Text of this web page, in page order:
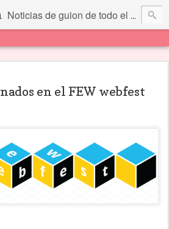
Noticias de guion de todo el mundo... Y más.
en el FEW webfest